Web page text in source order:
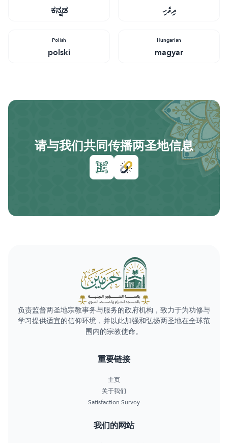
ಕನ್ನಡ ދިވެހި
Polish
polski
Hungarian
magyar
请与我们共同传播两圣地信息
负责监督两圣地宗教事务与服务的政府机构，致力于为功修与
学习提供适宜的信仰环境，并以此加强和弘扬两圣地在全球范
围内的宗教使命。
重要链接
主页
关于我们
Satisfaction Survey
我们的网站